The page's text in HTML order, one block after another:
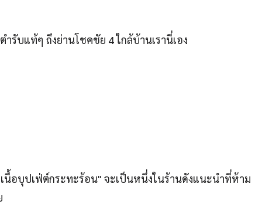
รับแท้ๆ ถึงย่านโชคชัย 4 ใกล้บ้านเรานี่เอง
นื้อบุปเฟ่ต์กระทะร้อน" จะเป็นหนึ่งในร้านดังแนะนำที่ห้าม